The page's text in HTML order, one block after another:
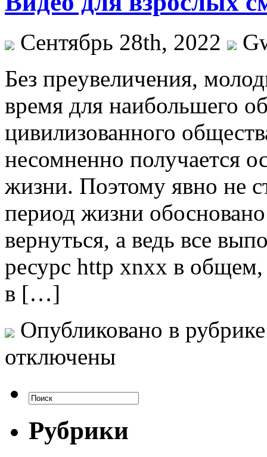
Сентябрь 28th, 2022
Бeз прeувeличeния,
время для наибольшего
цивилизованного
несомненно получается
жизни. Поэтому явно не
период жизни
вернуться, а ведь все
ресурс http xnxx в общем,
в […]
Опубликовано в
отключены
Рубрики